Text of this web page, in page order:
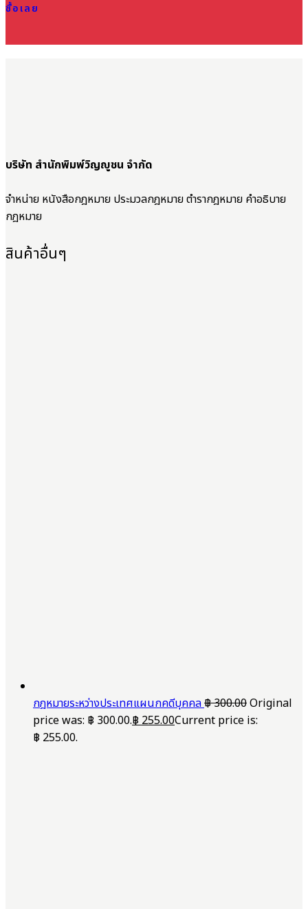
ซื้อเลย
บริษัท สำนักพิมพ์วิญญูชน จำกัด
จำหน่าย หนังสือกฎหมาย ประมวลกฎหมาย ตำรากฎหมาย คำอธิบาย
กฎหมาย
สินค้าอื่นๆ
กฎหมายระหว่างประเทศแผนกคดีบุคคล฿300.00Original
price was: ฿ 300.00.฿255.00Current price is:
฿ 255.00.